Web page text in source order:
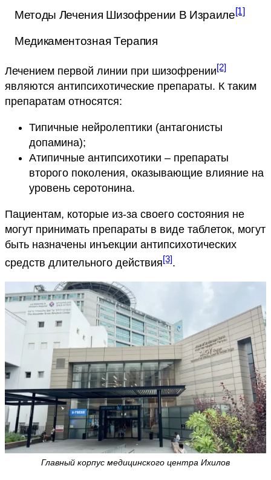
Методы Лечения Шизофрении В Израиле[1]
Медикаментозная Терапия
Лечением первой линии при шизофрении[2]
являются антипсихотические препараты. К таким
препаратам относятся:
Типичные нейролептики (антагонисты
допамина);
Атипичные антипсихотики – препараты
второго поколения, оказывающие влияние на
уровень серотонина.
Пациентам, которые из-за своего состояния не
могут принимать препараты в виде таблеток, могут
быть назначены инъекции антипсихотических
средств длительного действия[3].
Главный корпус медицинского центра Ихилов